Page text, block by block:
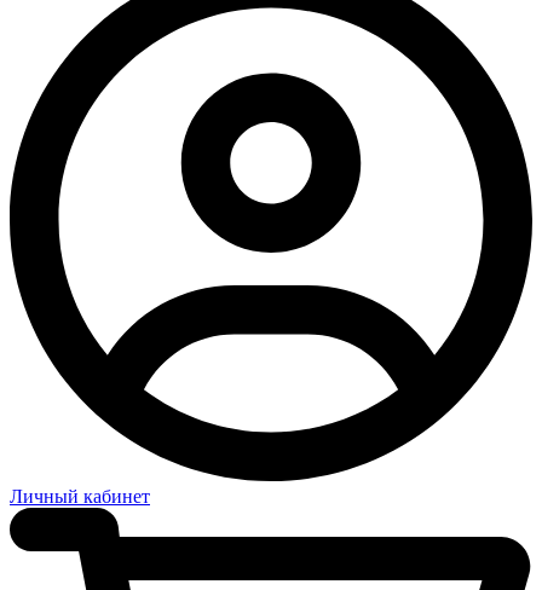
Личный кабинет